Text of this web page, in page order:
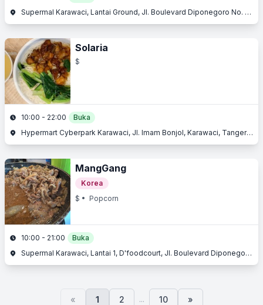
Supermal Karawaci, Lantai Ground, Jl. Boulevard Diponegoro No. 105, Karawaci, Tangerang, Banten
Solaria
$
10:00 - 22:00
Buka
Hypermart Cyberpark Karawaci, Jl. Imam Bonjol, Karawaci, Tangerang, Banten
MangGang
Korea
$ • Popcorn
10:00 - 21:00
Buka
Supermal Karawaci, Lantai 1, D'foodcourt, Jl. Boulevard Diponegoro No. 105, Karawaci, Tangerang, Banten
« 1 2 ... 10 »